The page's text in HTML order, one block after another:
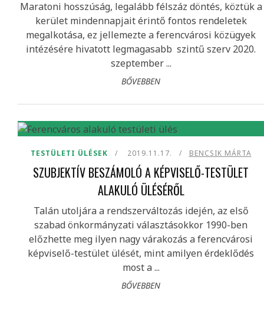
Maratoni hosszúság, legalább félszáz döntés, köztük a
kerület mindennapjait érintő fontos rendeletek
megalkotása, ez jellemezte a ferencvárosi közügyek
intézésére hivatott legmagasabb szintű szerv 2020.
szeptember ...
BŐVEBBEN
TESTÜLETI ÜLÉSEK 2019.11.17. BENCSIK MÁRTA
SZUBJEKTÍV BESZÁMOLÓ A KÉPVISELŐ-TESTÜLET
ALAKULÓ ÜLÉSÉRŐL
Talán utoljára a rendszerváltozás idején, az első
szabad önkormányzati választásokkor 1990-ben
előzhette meg ilyen nagy várakozás a ferencvárosi
képviselő-testület ülését, mint amilyen érdeklődés
most a ...
BŐVEBBEN